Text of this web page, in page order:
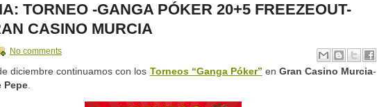
TORNEO -GANGA PÓKER 20+5 FREEZEOUT-
CASINO MURCIA
No comments
diciembre continuamos con los Torneos “Ganga Póker” en Gran Casino Murcia-
Pepe